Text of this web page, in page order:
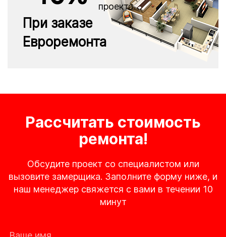
проекта
При заказе
Евроремонта
Рассчитать стоимость
ремонта!
Обсудите проект со специалистом или
вызовите замерщика. Заполните форму ниже, и
наш менеджер свяжется с вами в течении 10
минут